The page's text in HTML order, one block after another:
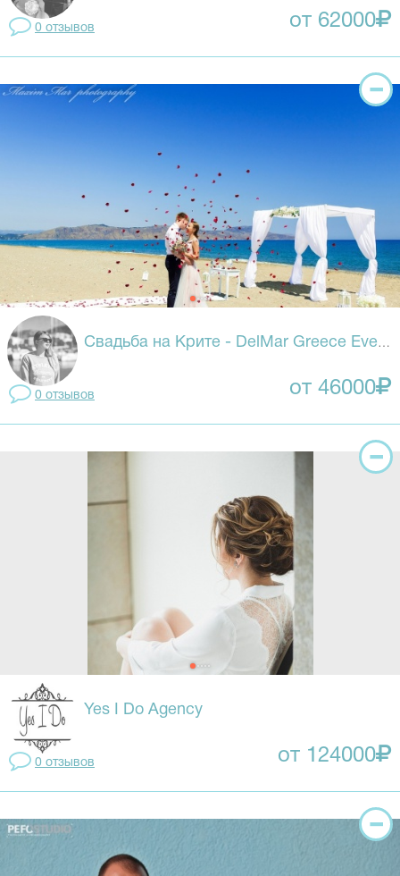
0 отзывов от 62000
Свадьба на Крите - DelMar Greece Events
0 отзывов от 46000
Yes I Do Agency
0 отзывов от 124000